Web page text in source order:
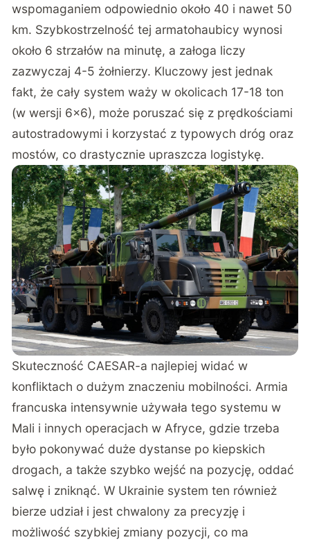
wspomaganiem odpowiednio około 40 i nawet 50
km. Szybkostrzelność tej armatohaubicy wynosi
około 6 strzałów na minutę, a załoga liczy
zazwyczaj 4-5 żołnierzy. Kluczowy jest jednak
fakt, że cały system waży w okolicach 17-18 ton
(w wersji 6×6), może poruszać się z prędkościami
autostradowymi i korzystać z typowych dróg oraz
mostów, co drastycznie upraszcza logistykę.
Skuteczność CAESAR-a najlepiej widać w
konfliktach o dużym znaczeniu mobilności. Armia
francuska intensywnie używała tego systemu w
Mali i innych operacjach w Afryce, gdzie trzeba
było pokonywać duże dystanse po kiepskich
drogach, a także szybko wejść na pozycję, oddać
salwę i zniknąć. W Ukrainie system ten również
bierze udział i jest chwalony za precyzję i
możliwość szybkiej zmiany pozycji, co ma